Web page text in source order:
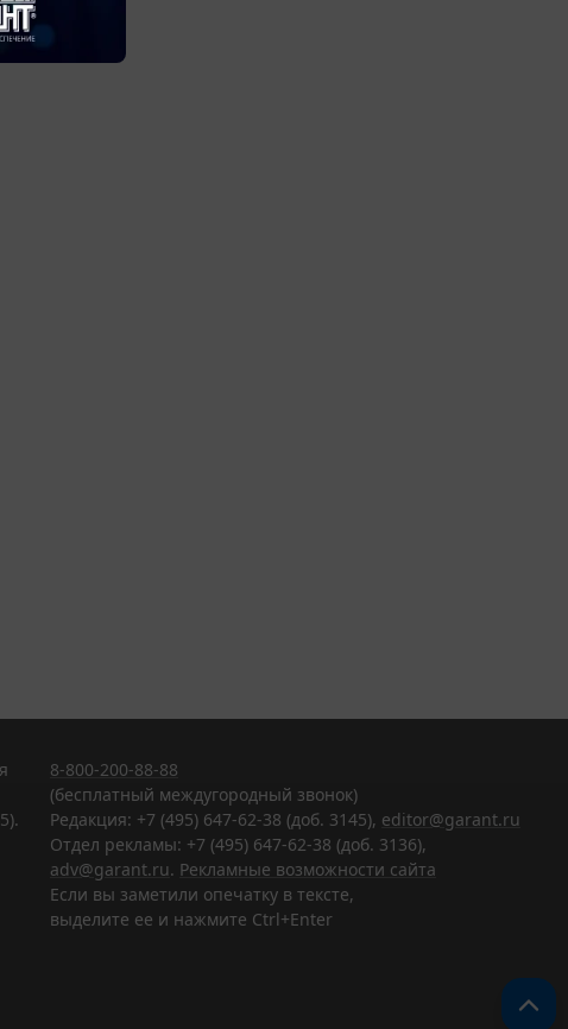
8-800-200-88-88
(бесплатный междугородный звонок)
Редакция: +7 (495) 647-62-38 (доб. 3145), editor@garant.ru
Отдел рекламы: +7 (495) 647-62-38 (доб. 3136),
adv@garant.ru. Рекламные возможности сайта
Если вы заметили опечатку в тексте,
выделите ее и нажмите Ctrl+Enter